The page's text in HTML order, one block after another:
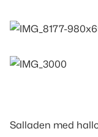
Salladen med